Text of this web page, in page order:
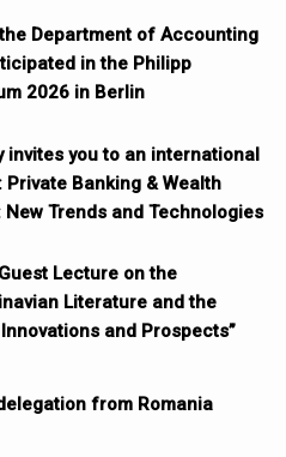
Department of Accounting
in the Philipp
2026 in Berlin
invites you to an international
Banking & Wealth
New Trends and Technologies
Lecture on the
Literature and the
and Prospects”
from Romania